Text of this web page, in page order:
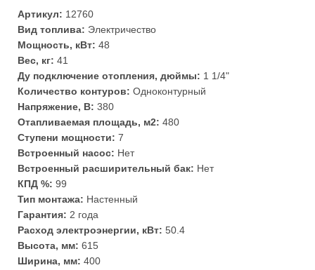
Артикул: 12760
Вид топлива: Электричество
Мощность, кВт: 48
Вес, кг: 41
Ду подключение отопления, дюймы: 1 1/4"
Количество контуров: Одноконтурный
Напряжение, В: 380
Отапливаемая площадь, м2: 480
Ступени мощности: 7
Встроенный насос: Нет
Встроенный расширительный бак: Нет
КПД %: 99
Тип монтажа: Настенный
Гарантия: 2 года
Расход электроэнергии, кВт: 50.4
Высота, мм: 615
Ширина, мм: 400